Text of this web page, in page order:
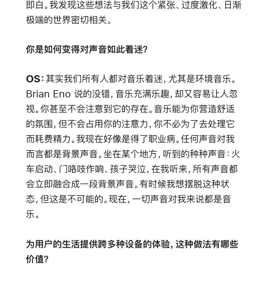
即白。我发现这些想法与我们这个紧张、过度激化、日渐
极端的世界密切相关。
你是如何变得对声音如此着迷？
OS： 其实我们所有人都对音乐着迷，尤其是环境音乐。
Brian Eno 说的没错，音乐充满乐趣，却又容易让人忽
视。你甚至不会注意到它的存在。音乐能为你营造舒适
的氛围，但不会占用你的注意力，你不必为了去处理它
而耗费精力。我现在好像是得了职业病。任何声音对我
而言都是背景声音。坐在某个地方，听到的种种声音：火
车启动、门咯吱作响、孩子哭泣，在我听来，所有声音都
会立即融合成一段背景声音。有时候我想摆脱这种状
态，但这是不可能的。现在，一切声音对我来说都是音
乐。
为用户的生活提供跨多种设备的体验，这种做法有哪些
价值？